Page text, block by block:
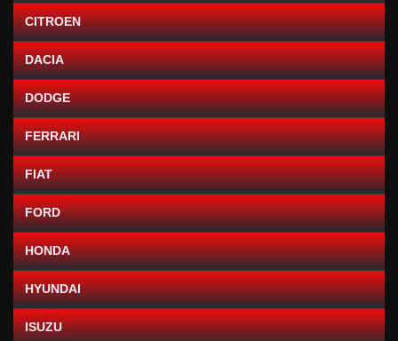
CITROEN
DACIA
DODGE
FERRARI
FIAT
FORD
HONDA
HYUNDAI
ISUZU